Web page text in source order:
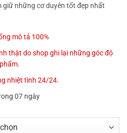
540.000 ₫.
giữ những cơ duyên tốt đẹp nhất
mô tả 100%
thật do shop ghi lại những góc độ
nhiệt tình 24/24.
07 ngày